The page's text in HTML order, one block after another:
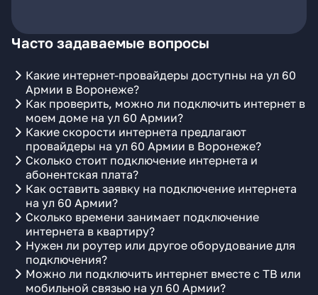
Часто задаваемые вопросы
Какие интернет-провайдеры доступны на ул 60
Армии в Воронеже?
Как проверить, можно ли подключить интернет в
моем доме на ул 60 Армии?
Какие скорости интернета предлагают
провайдеры на ул 60 Армии в Воронеже?
Сколько стоит подключение интернета и
абонентская плата?
Как оставить заявку на подключение интернета
на ул 60 Армии?
Сколько времени занимает подключение
интернета в квартиру?
Нужен ли роутер или другое оборудование для
подключения?
Можно ли подключить интернет вместе с ТВ или
мобильной связью на ул 60 Армии?